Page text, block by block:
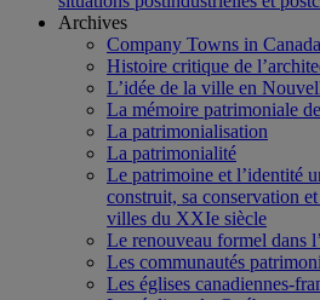
Archives
Company Towns in Canada
Histoire critique de
L’idée de la ville en
La mémoire patrimoniale
La patrimonialisation
La patrimonialité
Le patrimoine et l’identité
construit, sa conservation
villes du XXIe siècle
Le renouveau formel dans
Les communautés
Les églises canadiennes-